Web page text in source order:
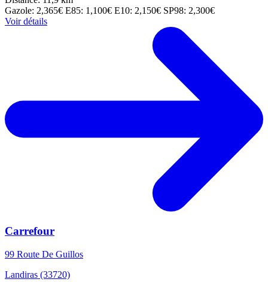
Gazole: 2,365€ E85: 1,100€ E10: 2,150€ SP98: 2,300€
Voir détails
Carrefour
99 Route De Guillos
Landiras (33720)